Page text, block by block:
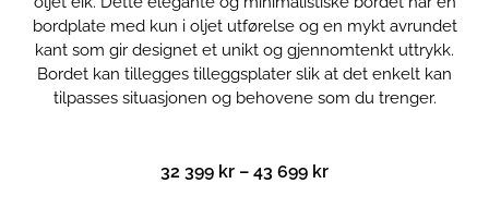
bordplate med kun i oljet utførelse og en mykt avrundet
kant som gir designet et unikt og gjennomtenkt uttrykk.
Bordet kan tillegges tilleggsplater slik at det enkelt kan
tilpasses situasjonen og behovene som du trenger.
32 399 kr – 43 699 krPrisområde: